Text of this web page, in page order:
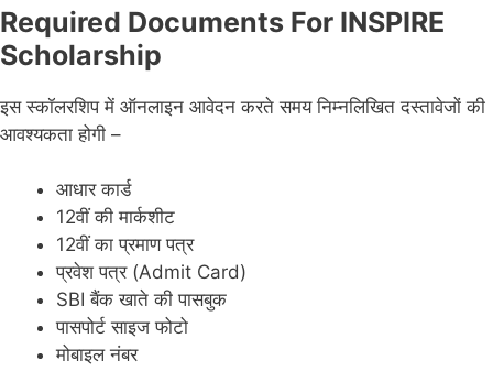
Required Documents For INSPIRE
Scholarship
इस स्कॉलरशिप में ऑनलाइन आवेदन करते समय निम्नलिखित दस्तावेजों की
आवश्यकता होगी –
आधार कार्ड
12वीं की मार्कशीट
12वीं का प्रमाण पत्र
प्रवेश पत्र (Admit Card)
SBI बैंक खाते की पासबुक
पासपोर्ट साइज फोटो
मोबाइल नंबर